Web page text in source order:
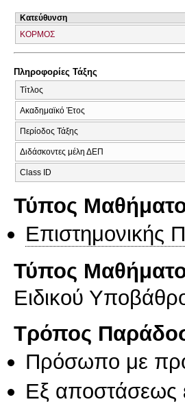
Κατεύθυνση
ΚΟΡΜΟΣ
Πληροφορίες Τάξης
Τίτλος
Ακαδημαϊκό Έτος
Περίοδος Τάξης
Διδάσκοντες μέλη ΔΕΠ
Class ID
Τύπος
Επιστημονικής
Τύπος
Ειδικού
Τρόπος
Πρόσωπο με
Eξ απoστάσεως